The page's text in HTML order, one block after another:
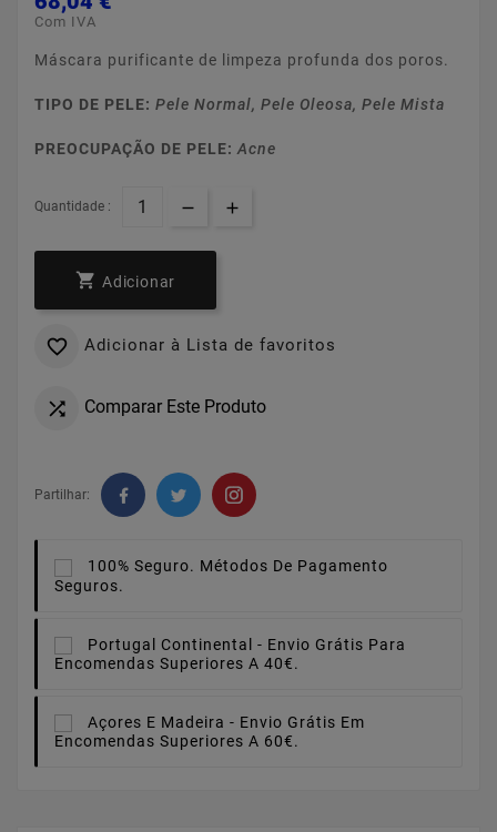
Com IVA
Máscara purificante de limpeza profunda dos poros.
TIPO DE PELE: Pele Normal, Pele Oleosa, Pele Mista
PREOCUPAÇÃO DE PELE: Acne
Quantidade :
 Adicionar
 Adicionar à Lista de favoritos
 Comparar Este Produto
Partilhar:
100% Seguro. Métodos De Pagamento
Seguros.
Portugal Continental - Envio Grátis Para
Encomendas Superiores A 40€.
Açores E Madeira - Envio Grátis Em
Encomendas Superiores A 60€.